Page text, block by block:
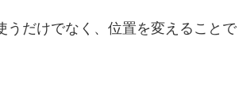
だけでなく、位置を変えることで